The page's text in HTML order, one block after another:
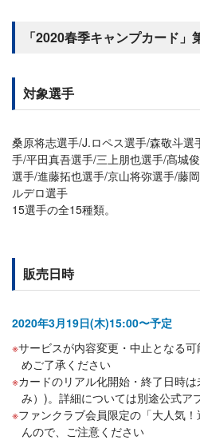
「2020春季キャンプカード」
対象選手
桑原将志選手/J.ロペス選手/森敬斗選
手/平田真吾選手/三上朋也選手/髙城
選手/進藤拓也選手/京山将弥選手/藤
ルデロ選手
15選手の全15種類。
販売日時
2020年3月19日(木)15:00〜予定
サービスが内容変更・中止となる
めご了承ください
カードのリアル化開始・終了日時
み）)。詳細については別途公式ア
ファンクラブ会員限定の「大人気
んので、ご注意ください